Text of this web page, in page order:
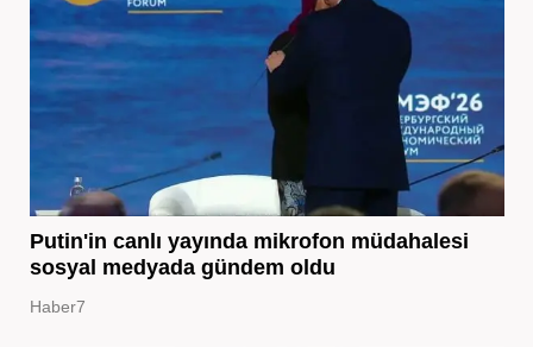
Putin'in canlı yayında mikrofon müdahalesi
sosyal medyada gündem oldu
Haber7